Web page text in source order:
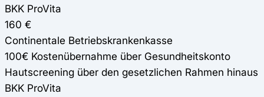
BKK ProVita
160 €
Continentale Betriebskrankenkasse
100€ Kostenübernahme über Gesundheitskonto
Hautscreening über den gesetzlichen Rahmen hinaus
BKK ProVita